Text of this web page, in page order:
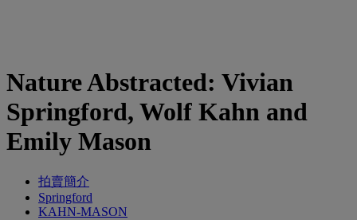
Nature Abstracted: Vivian
Springford, Wolf Kahn and
Emily Mason
拍賣簡介
Springford
KAHN-MASON